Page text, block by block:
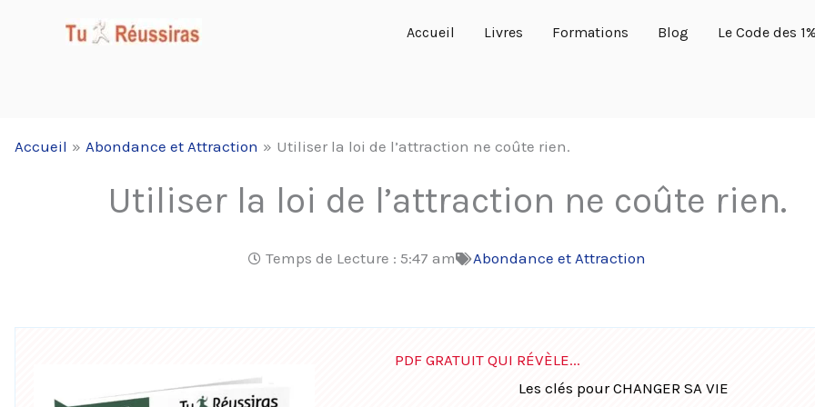
Accueil Livres Formations Blog Le Code des
Accueil Abondance et Attraction Utiliser la loi de l’attraction ne coûte rien.
Utiliser la loi de l’attraction ne coûte rien.
Temps de Lecture : 5:47 am Abondance et Attraction
PDF GRATUIT QUI RÉVÈLE...
Les clés pour CHANGER SA VIE